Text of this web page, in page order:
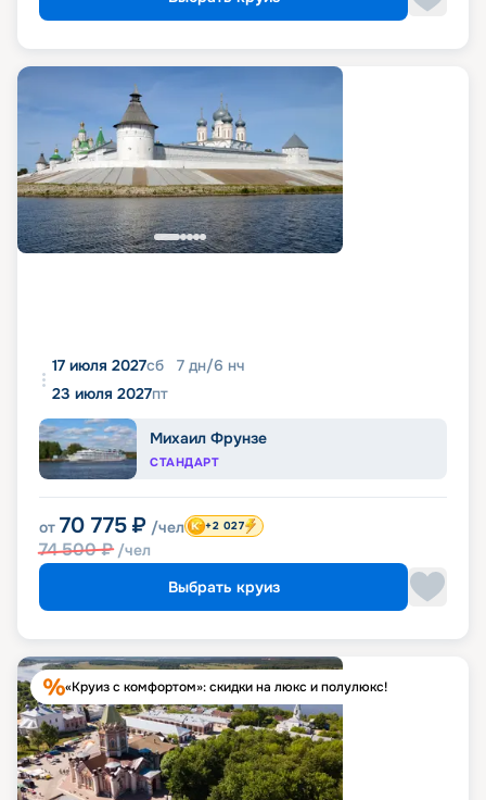
17 июля 2027сб 7 дн/6 нч
23 июля 2027пт
Михаил Фрунзе
СТАНДАРТ
от 70 775 ₽ /чел
74 500₽ /чел
+2 027
Выбрать круиз
«Круиз с комфортом»: скидки на люкс и полулюкс!